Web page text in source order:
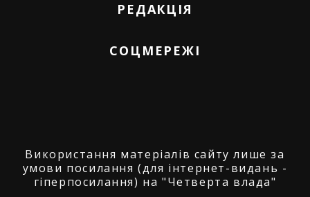
РЕДАКЦІЯ
СОЦМЕРЕЖІ
Використання матеріалів сайту лише за
умови посилання (для інтернет-видань -
гіперпосилання) на "Четверта влада"